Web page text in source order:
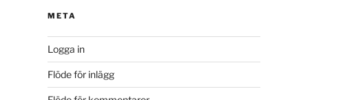
META
Logga in
Flöde för inlägg